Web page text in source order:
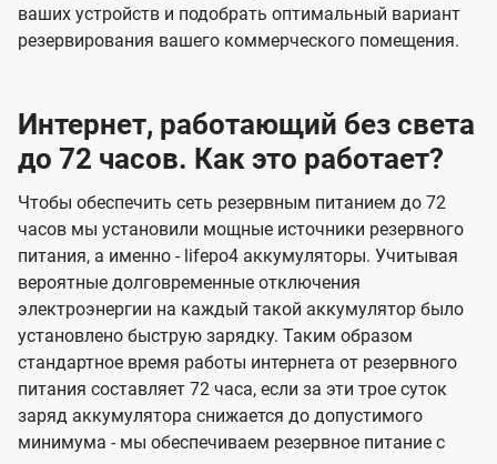
ваших устройств и подобрать оптимальный вариант
резервирования вашего коммерческого помещения.
Интернет, работающий без света
до 72 часов. Как это работает?
Чтобы обеспечить сеть резервным питанием до 72
часов мы установили мощные источники резервного
питания, а именно - lifepo4 аккумуляторы. Учитывая
вероятные долговременные отключения
электроэнергии на каждый такой аккумулятор было
установлено быструю зарядку. Таким образом
стандартное время работы интернета от резервного
питания составляет 72 часа, если за эти трое суток
заряд аккумулятора снижается до допустимого
минимума - мы обеспечиваем резервное питание с